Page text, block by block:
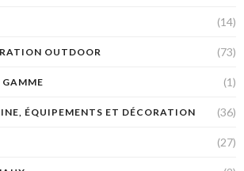
(14)
OUTDOOR (73)
(1)
ÉQUIPEMENTS ET DÉCORATION (36)
(27)